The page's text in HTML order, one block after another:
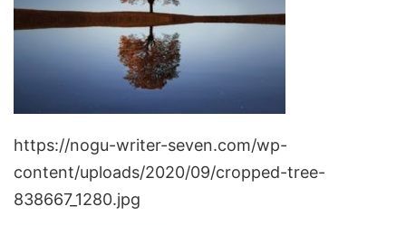
https://nogu-writer-seven.com/wp-
content/uploads/2020/09/cropped-tree-
838667_1280.jpg